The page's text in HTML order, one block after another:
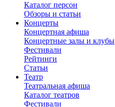
Каталог персон
Обзоры и статьи
Концерты
Концертная афиша
Концертные залы и клубы
Фестивали
Рейтинги
Статьи
Театр
Театральная афиша
Каталог театров
Фестивали